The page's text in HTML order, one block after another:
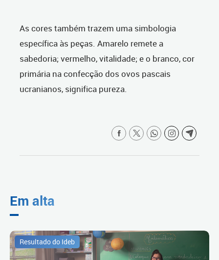
As cores também trazem uma simbologia
específica às peças. Amarelo remete a
sabedoria; vermelho, vitalidade; e o branco, cor
primária na confecção dos ovos pascais
ucranianos, significa pureza.
Em alta
Resultado do Ideb